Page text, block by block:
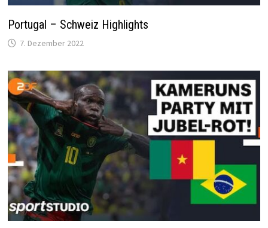
Portugal – Schweiz Highlights
7. Dezember 2022